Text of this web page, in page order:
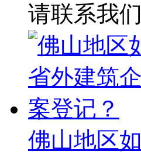
请联系我
佛山地区